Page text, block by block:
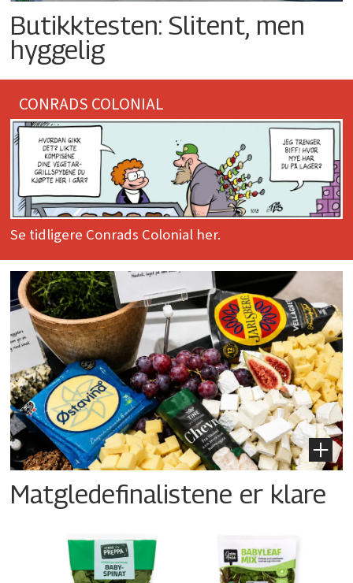
Butikktesten: Slitent, men
hyggelig
CONRADS COLONIAL
Se tidligere Conrads Colonial her.
Matgledefinalistene er klare